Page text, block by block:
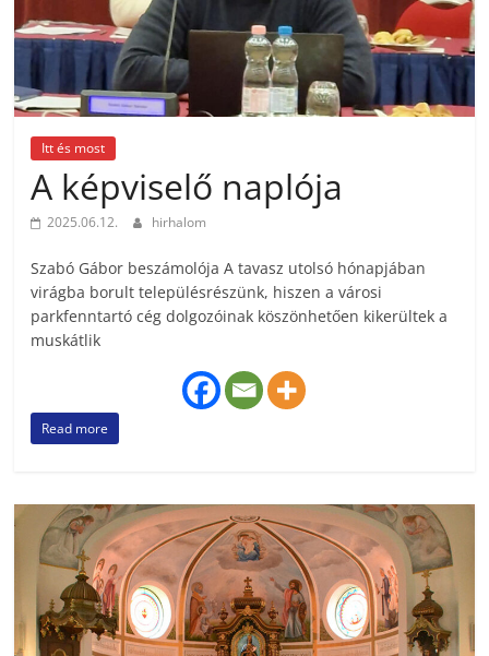
Itt és most
A képviselő naplója
2025.06.12. hirhalom
Szabó Gábor beszámolója A tavasz utolsó hónapjában
virágba borult településrészünk, hiszen a városi
parkfenntartó cég dolgozóinak köszönhetően kikerültek a
muskátlik
Read more